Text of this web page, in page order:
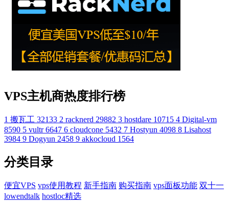
VPS主机商热度排行榜
1 搬瓦工 32133 2 racknerd 29882 3 hostdare 10715 4 Digital-vm
8590 5 vultr 6647 6 cloudcone 5432 7 Hostyun 4098 8 Lisahost
3984 9 Dogyun 2458 9 akkocloud 1564
分类目录
便宜VPS vps使用教程 新手指南 购买指南 vps面板功能 双十一
lowendtalk hostloc精选